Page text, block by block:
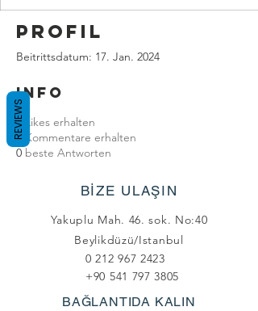
Profil
Beitrittsdatum: 17. Jan. 2024
Info
0 Likes erhalten
0 Kommentare erhalten
0 beste Antworten
BİZE ULAŞIN
Yakuplu Mah. 46. sok. No:40
Beylikdüzü/Istanbul
0 212 967 2423
+90 541 797 3805
BAĞLANTIDA KALIN
REVIEWS